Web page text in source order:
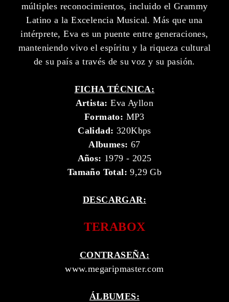
múltiples reconocimientos, incluido el Grammy
Latino a la Excelencia Musical. Más que una
intérprete, Eva es un puente entre generaciones,
manteniendo vivo el espíritu y la riqueza cultural
de su país a través de su voz y su pasión.
FICHA TÉCNICA:
Artista: Eva Ayllon
Formato: MP3
Calidad: 320Kbps
Albumes: 67
Años: 1979 - 2025
Tamaño Total:9,29 Gb
DESCARGAR:
TERABOX
CONTRASEÑA:
www.megaripmaster.com
ÁLBUMES: